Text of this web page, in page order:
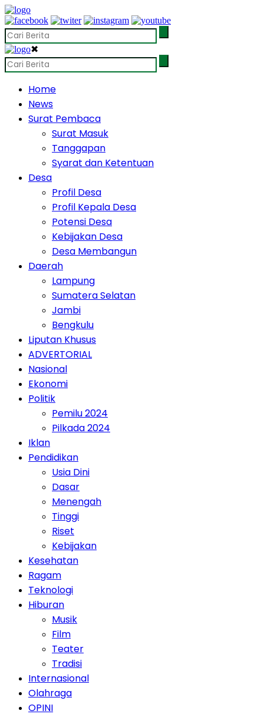
✖
Home
News
Surat Pembaca
Surat Masuk
Tanggapan
Syarat dan Ketentuan
Desa
Profil Desa
Profil Kepala Desa
Potensi Desa
Kebijakan Desa
Desa Membangun
Daerah
Lampung
Sumatera Selatan
Jambi
Bengkulu
Liputan Khusus
ADVERTORIAL
Nasional
Ekonomi
Politik
Pemilu 2024
Pilkada 2024
Iklan
Pendidikan
Usia Dini
Dasar
Menengah
Tinggi
Riset
Kebijakan
Kesehatan
Ragam
Teknologi
Hiburan
Musik
Film
Teater
Tradisi
Internasional
Olahraga
OPINI